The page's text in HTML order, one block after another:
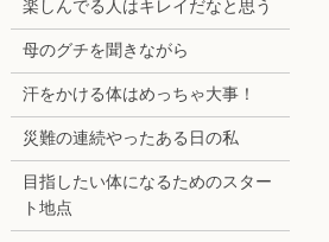
楽しんでる人はキレイだなと思う
母のグチを聞きながら
汗をかける体はめっちゃ大事！
災難の連続やったある日の私
目指したい体になるためのスター
ト地点